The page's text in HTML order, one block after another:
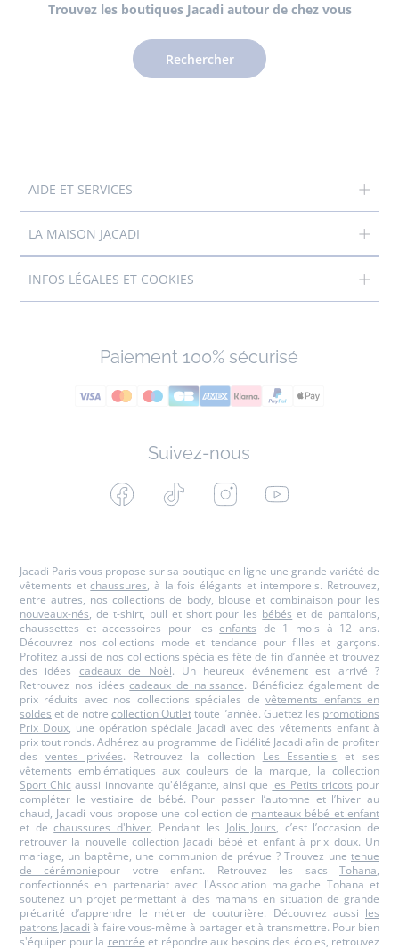
Trouvez les boutiques Jacadi autour de chez vous
Rechercher
AIDE ET SERVICES
LA MAISON JACADI
INFOS LÉGALES ET COOKIES
Paiement 100% sécurisé
Suivez-nous
FacebookTiktok InstagramYoutube
Jacadi Paris vous propose sur sa boutique en ligne une grande variété de
vêtements etchaussures, à la fois élégants et intemporels. Retrouvez,
entre autres, nos collections de body, blouse et combinaison pour les
nouveaux-nés, de t-shirt, pull et short pour les bébés et de pantalons,
chaussettes et accessoires pour lesenfants de 1 mois à 12 ans.
Découvrez nos collections mode et tendance pour filles et garçons.
Profitez aussi de nos collections spéciales fête de fin d’année et trouvez
des idées cadeaux de Noël. Un heureux événement est arrivé ?
Retrouvez nos idéescadeaux de naissance. Bénéficiez également de
prix réduits avec nos collections spéciales devêtements enfants en
soldes et de notre collection Outlettoute l’année. Guettez les promotions
Prix Doux, une opération spéciale Jacadi avec des vêtements enfant à
prix tout ronds. Adhérez au programme de Fidélité Jacadi afin de profiter
des ventes privées. Retrouvez la collection Les Essentiels et ses
vêtements emblématiques aux couleurs de la marque, la collection
Sport Chic aussi innovante qu'élégante, ainsi que les Petits tricots pour
compléter le vestiaire de bébé. Pour passer l’automne et l’hiver au
chaud, Jacadi vous propose une collection de manteaux bébé et enfant
et dechaussures d'hiver. Pendant les Jolis Jours, c’est l’occasion de
retrouver la nouvelle collection Jacadi bébé et enfant à prix doux. Un
mariage, un baptême, une communion de prévue ? Trouvez une tenue
de cérémoniepour votre enfant. Retrouvez les sacsTohana,
confectionnés en partenariat avec l'Association malgache Tohana et
soutenez un projet permettant à des mamans en situation de grande
précarité d’apprendre le métier de couturière. Découvrez aussi les
patrons Jacadi à faire vous-même à partager et à transmettre. Pour bien
s'équiper pour la rentrée et répondre aux besoins des écoles, retrouvez